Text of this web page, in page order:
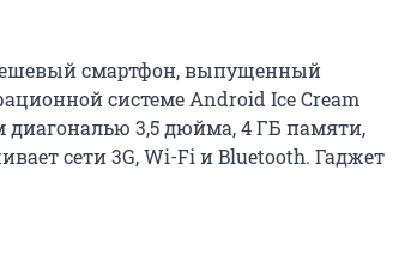
смартфон, выпущенный
системе Android Ice Cream
3,5 дюйма, 4 ГБ памяти,
сети 3G, Wi-Fi и Bluetooth. Гаджет